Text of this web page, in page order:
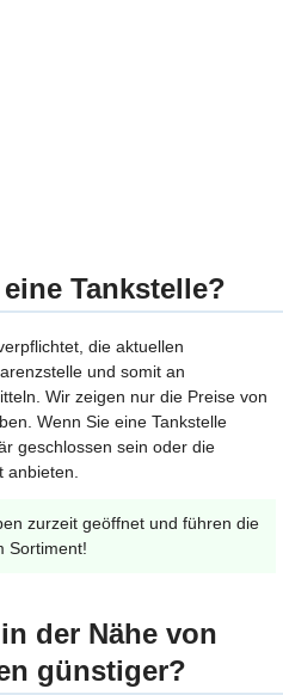
Tankstelle?
die aktuellen
und somit an
Wir zeigen nur die Preise von
Wenn Sie eine Tankstelle
geschlossen sein oder die
anbieten.
zurzeit geöffnet und führen die
Sortiment!
der Nähe von
günstiger?